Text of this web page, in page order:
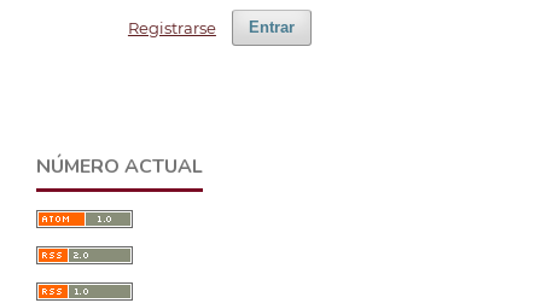
Entrar
Registrarse
NÚMERO ACTUAL